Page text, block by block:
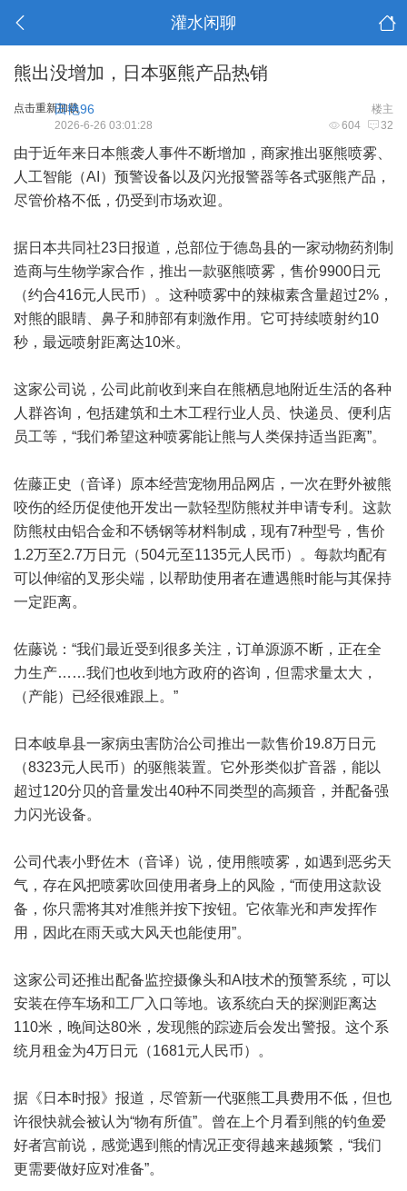
灌水闲聊
熊出没增加，日本驱熊产品热销
点击重新加载 楼主
田艳96
604 32
2026-6-26 03:01:28
由于近年来日本熊袭人事件不断增加，商家推出驱熊喷雾、
人工智能（AI）预警设备以及闪光报警器等各式驱熊产品，
尽管价格不低，仍受到市场欢迎。
据日本共同社23日报道，总部位于德岛县的一家动物药剂制
造商与生物学家合作，推出一款驱熊喷雾，售价9900日元
（约合416元人民币）。这种喷雾中的辣椒素含量超过2%，
对熊的眼睛、鼻子和肺部有刺激作用。它可持续喷射约10
秒，最远喷射距离达10米。
这家公司说，公司此前收到来自在熊栖息地附近生活的各种
人群咨询，包括建筑和土木工程行业人员、快递员、便利店
员工等，“我们希望这种喷雾能让熊与人类保持适当距离”。
佐藤正史（音译）原本经营宠物用品网店，一次在野外被熊
咬伤的经历促使他开发出一款轻型防熊杖并申请专利。这款
防熊杖由铝合金和不锈钢等材料制成，现有7种型号，售价
1.2万至2.7万日元（504元至1135元人民币）。每款均配有
可以伸缩的叉形尖端，以帮助使用者在遭遇熊时能与其保持
一定距离。
佐藤说：“我们最近受到很多关注，订单源源不断，正在全
力生产……我们也收到地方政府的咨询，但需求量太大，
（产能）已经很难跟上。”
日本岐阜县一家病虫害防治公司推出一款售价19.8万日元
（8323元人民币）的驱熊装置。它外形类似扩音器，能以
超过120分贝的音量发出40种不同类型的高频音，并配备强
力闪光设备。
公司代表小野佐木（音译）说，使用熊喷雾，如遇到恶劣天
气，存在风把喷雾吹回使用者身上的风险，“而使用这款设
备，你只需将其对准熊并按下按钮。它依靠光和声发挥作
用，因此在雨天或大风天也能使用”。
这家公司还推出配备监控摄像头和AI技术的预警系统，可以
安装在停车场和工厂入口等地。该系统白天的探测距离达
110米，晚间达80米，发现熊的踪迹后会发出警报。这个系
统月租金为4万日元（1681元人民币）。
据《日本时报》报道，尽管新一代驱熊工具费用不低，但也
许很快就会被认为“物有所值”。曾在上个月看到熊的钓鱼爱
好者宫前说，感觉遇到熊的情况正变得越来越频繁，“我们
更需要做好应对准备”。